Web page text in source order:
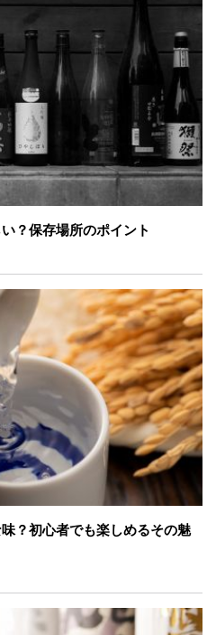
？保存場所のポイント
？初心者でも楽しめるその魅